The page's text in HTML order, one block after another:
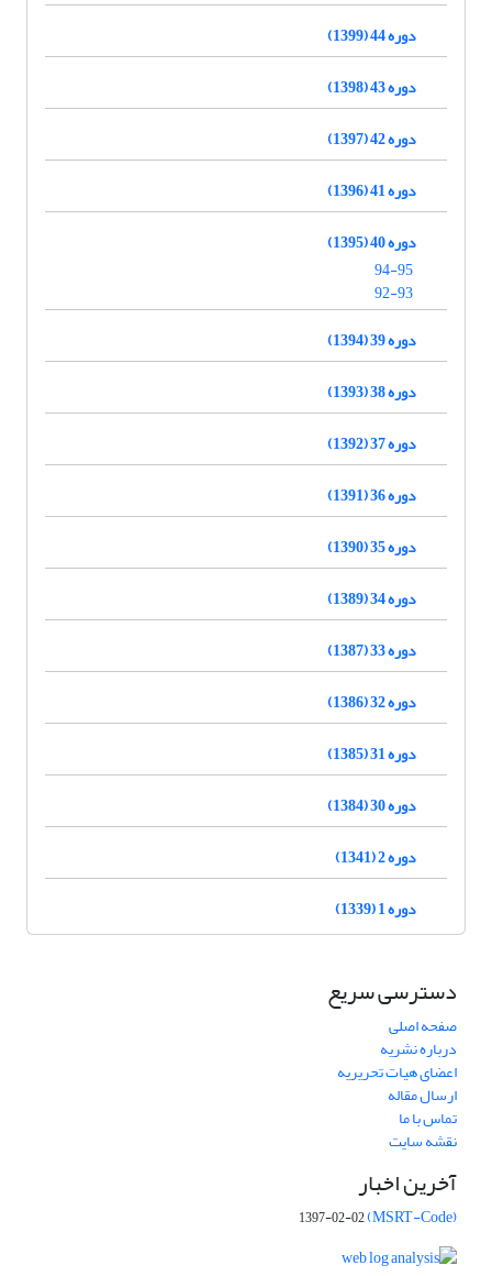
دوره 44 (1399)
دوره 43 (1398)
دوره 42 (1397)
دوره 41 (1396)
دوره 40 (1395)
94-95
92-93
دوره 39 (1394)
دوره 38 (1393)
دوره 37 (1392)
دوره 36 (1391)
دوره 35 (1390)
دوره 34 (1389)
دوره 33 (1387)
دوره 32 (1386)
دوره 31 (1385)
دوره 30 (1384)
دوره 2 (1341)
دوره 1 (1339)
دسترسی سریع
صفحه اصلی
درباره نشریه
اعضای هیات تحریریه
ارسال مقاله
تماس با ما
نقشه سایت
آخرین اخبار
(MSRT-Code)
1397-02-02